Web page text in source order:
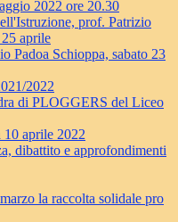
2022 ore 20.30
prof. Patrizio
aprile
Padoa Schioppa, sabato 23
2022
di PLOGGERS del Liceo
aprile 2022
dibattito e approfondimenti
la raccolta solidale pro